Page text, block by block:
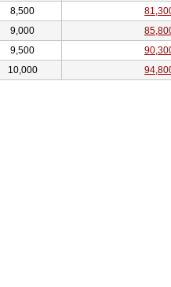
8,500
9,000
9,500
10,000